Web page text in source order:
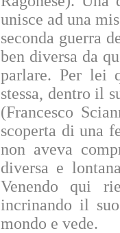
unisce ad una
seconda guerra
ben diversa da
parlare. Per lei
stessa, dentro il
(Francesco
scoperta di una
non aveva
diversa e
Venendo qui
incrinando il
mondo e vede.